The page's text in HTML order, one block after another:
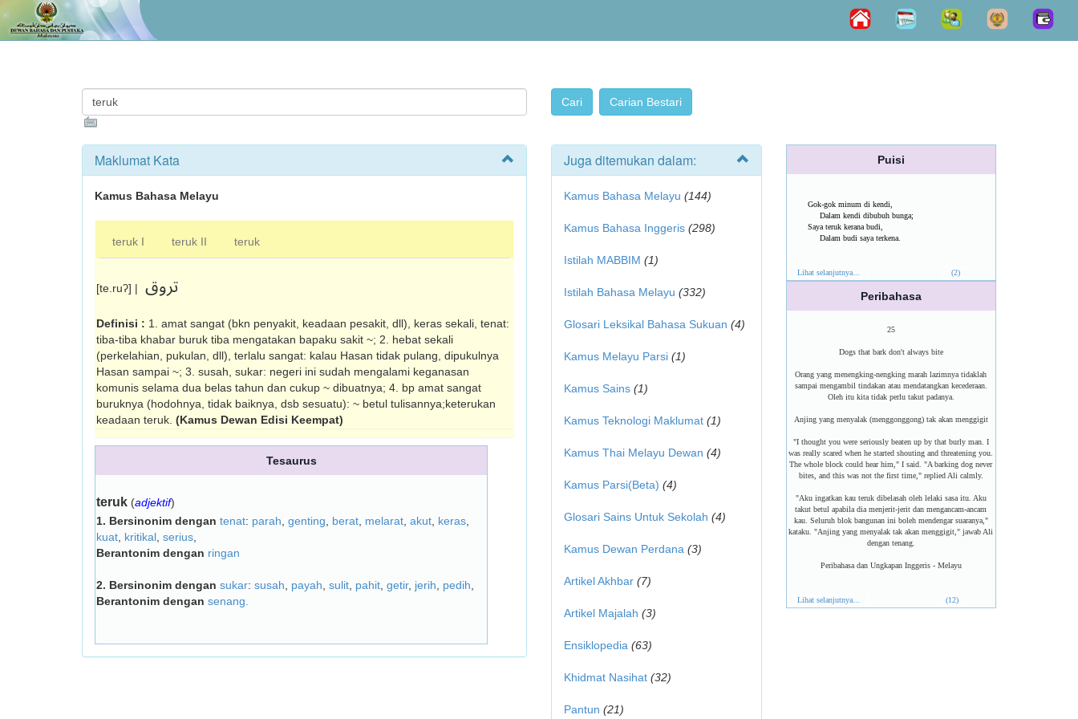
Maklumat Kata
Kamus Bahasa Melayu
teruk I teruk II teruk
[te.ruʔ] | تروق
Definisi : 1. amat sangat (bkn penyakit, keadaan pesakit, dll), keras sekali, tenat:
tiba-tiba khabar buruk tiba mengatakan bapaku sakit ~; 2. hebat sekali
(perkelahian, pukulan, dll), terlalu sangat: kalau Hasan tidak pulang, dipukulnya
Hasan sampai ~; 3. susah, sukar: negeri ini sudah mengalami keganasan
komunis selama dua belas tahun dan cukup ~ dibuatnya; 4. bp amat sangat
buruknya (hodohnya, tidak baiknya, dsb sesuatu): ~ betul tulisannya;keterukan
keadaan teruk. (Kamus Dewan Edisi Keempat)
Tesaurus
teruk (adjektif)
1. Bersinonim dengan tenat: parah genting berat melarat akut keras
kuat kritikal serius
Berantonim dengan ringan
2. Bersinonim dengan sukar: susah payah sulit pahit getir, jerih pedih
Berantonim dengan senang.
Juga ditemukan dalam:
Kamus Bahasa Melayu (144)
Kamus Bahasa Inggeris (298)
Istilah MABBIM (1)
Istilah Bahasa Melayu (332)
Glosari Leksikal Bahasa Sukuan (4)
Kamus Melayu Parsi (1)
Kamus Sains (1)
Kamus Teknologi Maklumat (1)
Kamus Thai Melayu Dewan (4)
Kamus Parsi(Beta) (4)
Glosari Sains Untuk Sekolah (4)
Kamus Dewan Perdana (3)
Artikel Akhbar (7)
Artikel Majalah (3)
Ensiklopedia (63)
Khidmat Nasihat (32)
Pantun (21)
Puisi
Gok-gok minum di kendi,
Dalam kendi dibubuh bunga;
Saya teruk kerana budi,
Dalam budi saya terkena.
Lihat selanjutnya... (2)
Peribahasa
25
Dogs that bark don't always bite
Orang yang menengking-nengking marah lazimnya tidaklah
sampai mengambil tindakan atau mendatangkan kecederaan.
Oleh itu kita tidak perlu takut padanya.
Anjing yang menyalak (menggonggong) tak akan menggigit
"I thought you were seriously beaten up by that burly man. I
was really scared when he started shouting and threatening you.
The whole block could hear him," I said. "A barking dog never
bites, and this was not the first time," replied Ali calmly.
"Aku ingatkan kau teruk dibelasah oleh lelaki sasa itu. Aku
takut betul apabila dia menjerit-jerit dan mengancam-ancam
kau. Seluruh blok bangunan ini boleh mendengar suaranya,"
kataku. "Anjing yang menyalak tak akan menggigit," jawab Ali
dengan tenang.
Peribahasa dan Ungkapan Inggeris - Melayu
Lihat selanjutnya... (12)